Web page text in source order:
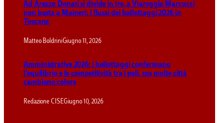
Ad Arezzo Donati si divide in tre, a Viareggio Marcucci
non basta a Maineri: i flussi dei ballottaggi 2026 in
Toscana
Matteo BoldriniGiugno 11, 2026
Amministrative 2026: i ballottaggi confermano
l’equilibrio e la competitività tra i poli, ma molte città
cambiano colore
Redazione CISEGiugno 10, 2026